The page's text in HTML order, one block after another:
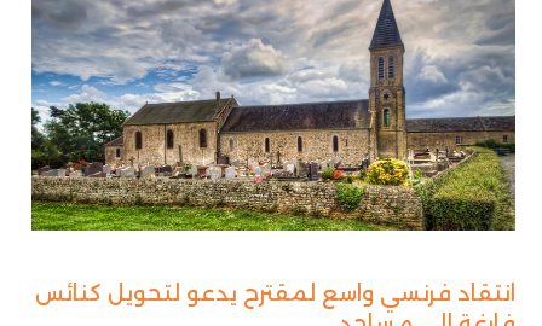
انتقاد فرنسي واسع لمقترح يدعو لتحويل كنائس